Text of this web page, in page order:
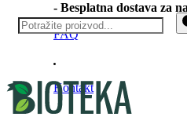
- Besplatna dostava za
FAQ
Kontakt